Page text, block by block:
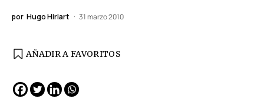
por Hugo Hiriart 31 marzo 2010
AÑADIR A FAVORITOS